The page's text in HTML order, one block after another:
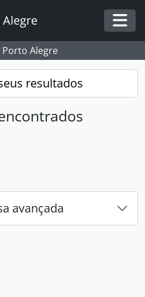
Alegre
Alegre
resultados
avançada